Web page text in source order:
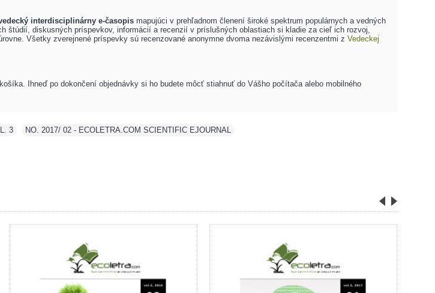
interdisciplinárny e-časopis mapujúci v prehľadnom členení široké spektrum populárnych a vedných
štúdií, diskusných príspevkov, informácií a recenzií v príslušných oblastiach si kladie za cieľ ich rozvoj,
Všetky zverejnené príspevky sú recenzované anonymne dvoma nezávislými recenzentmi z Vedeckej
Ihneď po dokončení objednávky si ho budete môcť stiahnuť do Vášho počítača alebo mobilného
3 NO. 2017/ 02 - ECOLETRA.COM SCIENTIFIC EJOURNAL